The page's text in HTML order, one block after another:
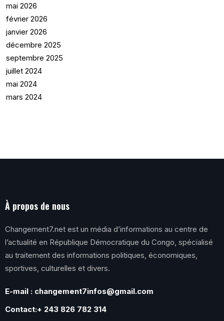
mai 2026
février 2026
janvier 2026
décembre 2025
septembre 2025
juillet 2024
mai 2024
mars 2024
À propos de nous
Changement7.net est un média d’informations au centre de
l’actualité en République Démocratique du Congo, spécialisé
au traitement des informations politiques, économiques,
sportives, culturelles et divers.
E-mail : changement7infos@gmail.com
Contact:+ 243 826 782 314